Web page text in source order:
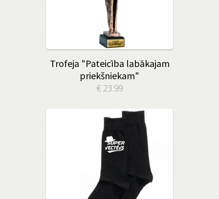
Trofeja "Pateicība labākajam
priekšniekam"
€ 23.99